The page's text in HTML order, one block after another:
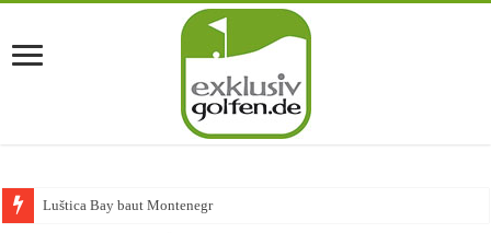
Luštica Bay baut Montenegros ers